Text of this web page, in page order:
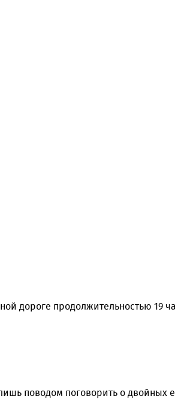
дороге продолжительностью 19
поводом поговорить о двойных